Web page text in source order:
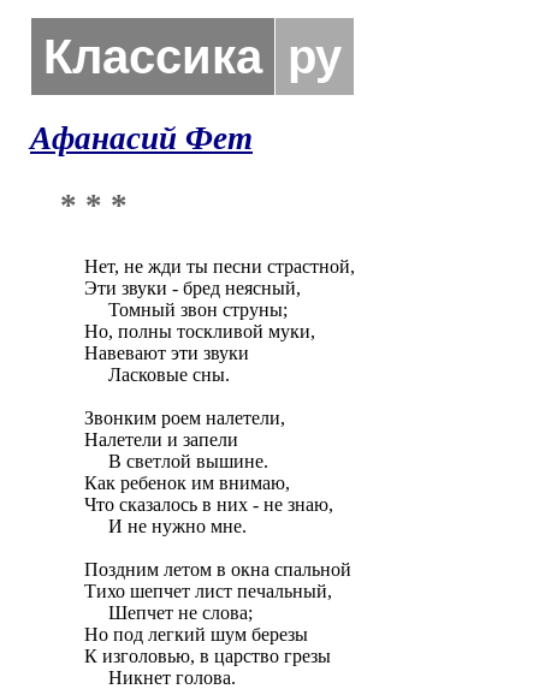
Классика ру
Афанасий Фет
* * *
Нет, не жди ты песни страстной,
Эти звуки - бред неясный,
     Томный звон струны;
Но, полны тоскливой муки,
Навевают эти звуки
     Ласковые сны.
Звонким роем налетели,
Налетели и запели
     В светлой вышине.
Как ребенок им внимаю,
Что сказалось в них - не знаю,
     И не нужно мне.
Поздним летом в окна спальной
Тихо шепчет лист печальный,
     Шепчет не слова;
Но под легкий шум березы
К изголовью, в царство грезы
     Никнет голова.